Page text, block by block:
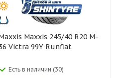
Maxxis 245/40 R20 M-
Victra 99Y Runflat
Есть в наличии (30)